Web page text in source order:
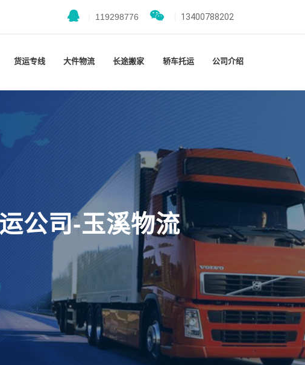
119298776 13400788202
货运专线 大件物流 长途搬家 轿车托运 公司介绍
公司-玉溪物流